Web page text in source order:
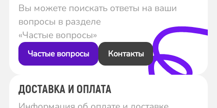
Вы можете поискать ответы на ваши
вопросы в разделе
«Частые вопросы»
Частые вопросы Контакты
ДОСТАВКА И ОПЛАТА